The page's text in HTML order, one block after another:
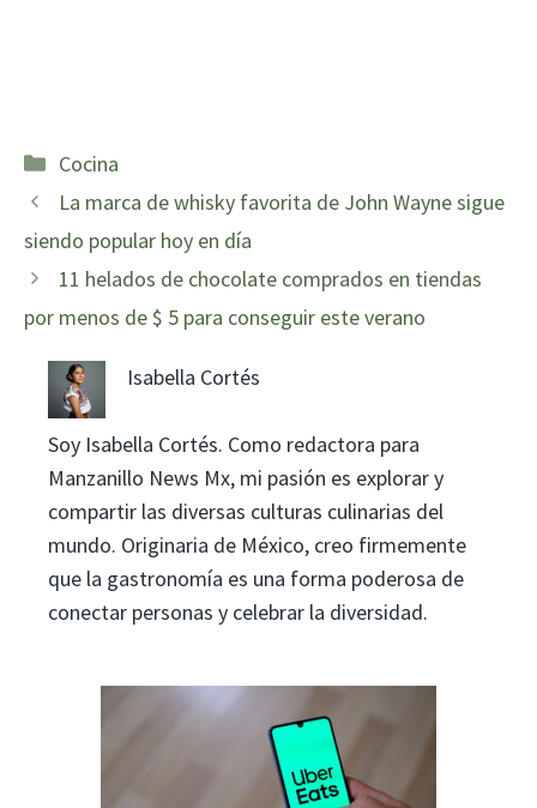
Categorías
Cocina
La marca de whisky favorita de John Wayne sigue
siendo popular hoy en día
11 helados de chocolate comprados en tiendas
por menos de $ 5 para conseguir este verano
Isabella Cortés
Soy Isabella Cortés. Como redactora para
Manzanillo News Mx, mi pasión es explorar y
compartir las diversas culturas culinarias del
mundo. Originaria de México, creo firmemente
que la gastronomía es una forma poderosa de
conectar personas y celebrar la diversidad.